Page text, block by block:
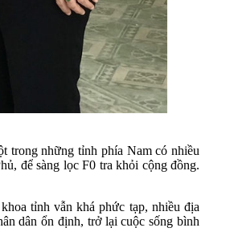
trong những tỉnh phía Nam có nhiều
để sàng lọc F0 tra khỏi cộng đồng.
tỉnh vẫn khá phức tạp, nhiều địa
dân ổn định, trở lại cuộc sống bình